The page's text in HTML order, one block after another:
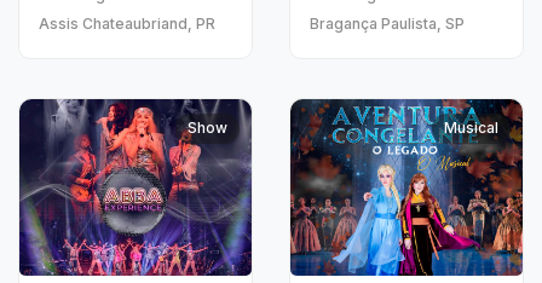
Assis Chateaubriand, PR
Bragança Paulista, SP
Show Musical